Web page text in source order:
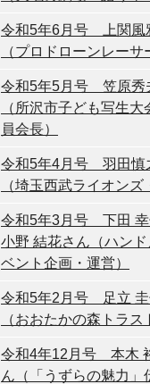
令和5年6月号 上関風
（プロドローンレーサ
令和5年5月号 笠原秀
（所沢市子ども写生大
員会長）
令和5年4月号 羽田慎
（埼玉西武ライオンズ
令和5年3月号 下田 幸
小野 結花さん（ハンド
ベント企画・運営）
令和5年2月号 足立 圭
（おおたかの森トラス
令和4年12月号 本木
ん（「うずらの魅力」